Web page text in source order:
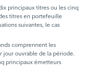
principaux titres ou les cinq
titres en portefeuille
suivantes, le cas
comprennent les
jour ouvrable de la période.
principaux émetteurs